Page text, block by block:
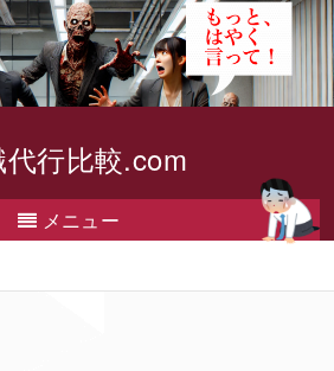
行比較.com
メニュー